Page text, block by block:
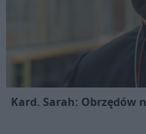
Kard. Sarah: Obrzędów